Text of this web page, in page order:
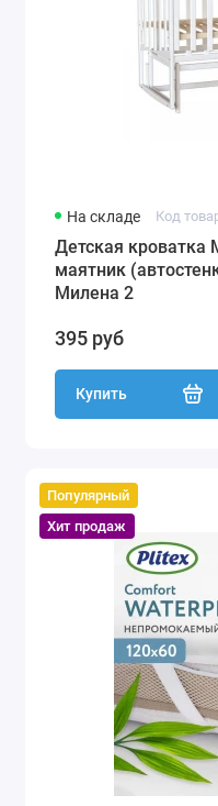
На складе Код
Детская кроватка
маятник
Милена 2
395 руб
Купить
Популярный
Хит продаж